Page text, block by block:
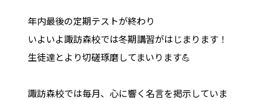
年内最後の定期テストが終わり
いよいよ諏訪森校では冬期講習がはじまります！
生徒達とより切磋琢磨してまいります💪
諏訪森校では毎月、心に響く名言を掲示していま